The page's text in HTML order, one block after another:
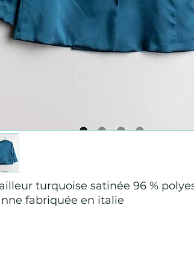
turquoise satinée 96 %
fabriquée en italie